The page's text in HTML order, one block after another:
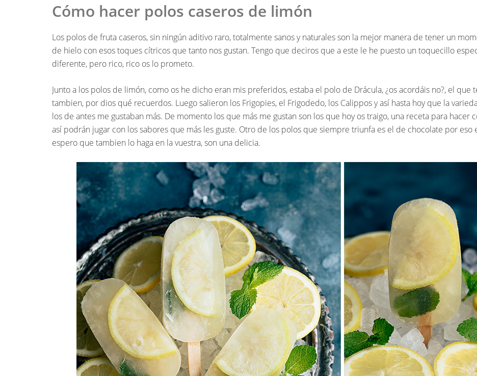
Cómo hacer polos caseros de limón
Los polos de fruta caseros, sin ningún aditivo raro, totalmente sanos y naturales son la mejor manera de tener un
de hielo con esos toques cítricos que tanto nos gustan. Tengo que deciros que a este le he puesto un toquecillo
diferente, pero rico, rico os lo prometo.
Junto a los polos de limón, como os he dicho eran mis preferidos, estaba el polo de Drácula, ¿os acordáis no?, el que
tambien, por dios qué recuerdos. Luego salieron los Frigopies, el Frigodedo, los Calippos y así hasta hoy que la
los de antes me gustaban más. De momento los que más me gustan son los que hoy os traigo, una receta para
así podrán jugar con los sabores que más les guste. Otro de los polos que siempre triunfa es el de chocolate por eso
espero que tambien lo haga en la vuestra, son una delicia.